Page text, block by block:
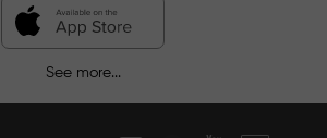
See more...